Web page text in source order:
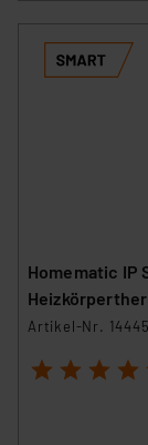
Homematic IP
Artikel-Nr.
1 2 3 4